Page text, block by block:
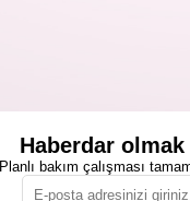
Haberdar olmak
Planlı bakım çalışması